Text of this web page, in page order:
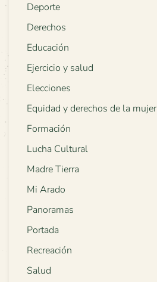
Deporte
Derechos
Educación
Ejercicio y salud
Elecciones
Equidad y derechos de la mujer
Formación
Lucha Cultural
Madre Tierra
Mi Arado
Panoramas
Portada
Recreación
Salud